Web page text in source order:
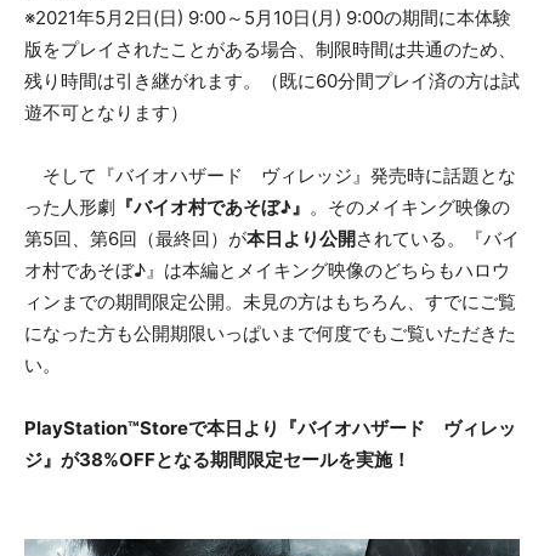
※2021年5月2日(日) 9:00～5月10日(月) 9:00の期間に本体験
版をプレイされたことがある場合、制限時間は共通のため、
残り時間は引き継がれます。（既に60分間プレイ済の方は試
遊不可となります）
そして『バイオハザード ヴィレッジ』発売時に話題とな
った人形劇
『バイオ村であそぼ♪』 。そのメイキング映像の
第5回、第6回（最終回）が本日より公開 されている。『バイ
オ村であそぼ♪』は本編とメイキング映像のどちらもハロウ
ィンまでの期間限定公開。未見の方はもちろん、すでにご覧
になった方も公開期限いっぱいまで何度でもご覧いただきた
い。
PlayStation™Storeで本日より
『バイオハザード ヴィレッ
ジ』 が38%OFFとなる期間限定セールを実施！